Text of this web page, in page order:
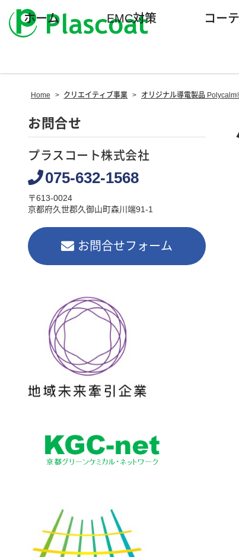
ホーム EMC対策 コー
Home > クリエイティブ事業 > オリジナル導電製品
お問合せ
プラスコート株式会社
075-632-1568
〒613-0024
京都府久世郡久御山町森川端91-1
お問合せフォーム